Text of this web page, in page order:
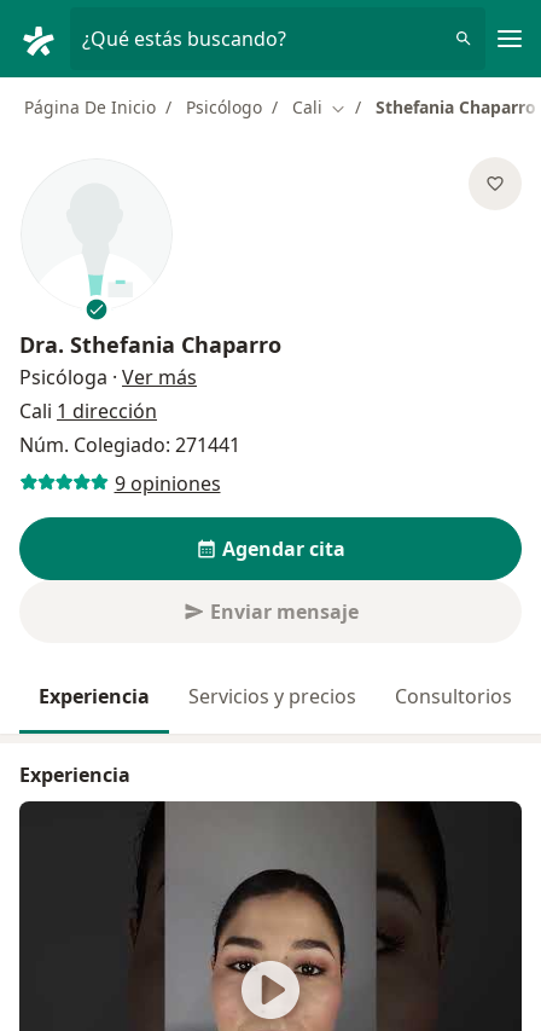
¿Qué estás buscando?
Página De Inicio Psicólogo Cali Cambiar de ciudad
Sthefania Chaparro
Dra. Sthefania Chaparro
Psicóloga · Ver más
Cali 1 dirección
Núm. Colegiado: 271441
9 opiniones
Agendar cita
Enviar mensaje
Experiencia Servicios y precios Consultorios
Experiencia